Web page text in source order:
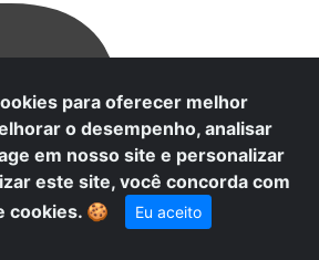
para oferecer melhor
o desempenho, analisar
em nosso site e personalizar
este site, você concorda com
cookies. 🍪 Eu aceito